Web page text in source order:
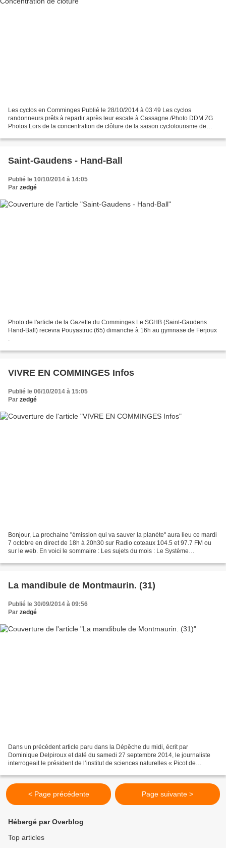
Les cyclos en Comminges Publié le 28/10/2014 à 03:49 Les cyclos
randonneurs prêts à repartir après leur escale à Cassagne./Photo DDM ZG
Photos Lors de la concentration de clôture de la saison cyclotourisme de
Saint-Gaudens - Hand-Ball
Publié le 10/10/2014 à 14:05
Par zedgé
Photo de l'article de la Gazette du Comminges Le SGHB (Saint-Gaudens
Hand-Ball) recevra Pouyastruc (65) dimanche à 16h au gymnase de Ferjoux
.
VIVRE EN COMMINGES Infos
Publié le 06/10/2014 à 15:05
Par zedgé
Bonjour, La prochaine "émission qui va sauver la planète" aura lieu ce mardi
7 octobre en direct de 18h à 20h30 sur Radio coteaux 104.5 et 97.7 FM ou
sur le web. En voici le sommaire : Les sujets du mois : Le Système
La mandibule de Montmaurin. (31)
Publié le 30/09/2014 à 09:56
Par zedgé
Dans un précédent article paru dans la Dépêche du midi, écrit par
Dominique Delpiroux et daté du samedi 27 septembre 2014, le journaliste
interrogeait le président de l’institut de sciences naturelles « Picot de
< Page précédente Page suivante >
Hébergé par Overblog
Top articles